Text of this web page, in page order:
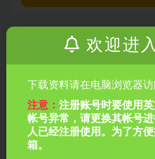
下一篇
建设工程评优中资料的要求和
相关文章
欢迎进
下载资料请在电脑浏览器
注意：注册账号时要使用
帐号异常，请更换其帐号
人已经注册使用。为了方
箱。